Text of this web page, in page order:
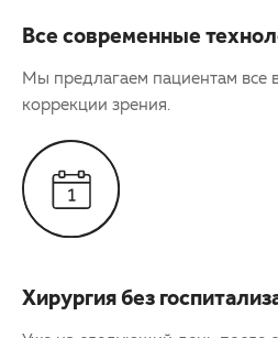
Все современные
Мы предлагаем пациентам все
коррекции зрения.
Хирургия без